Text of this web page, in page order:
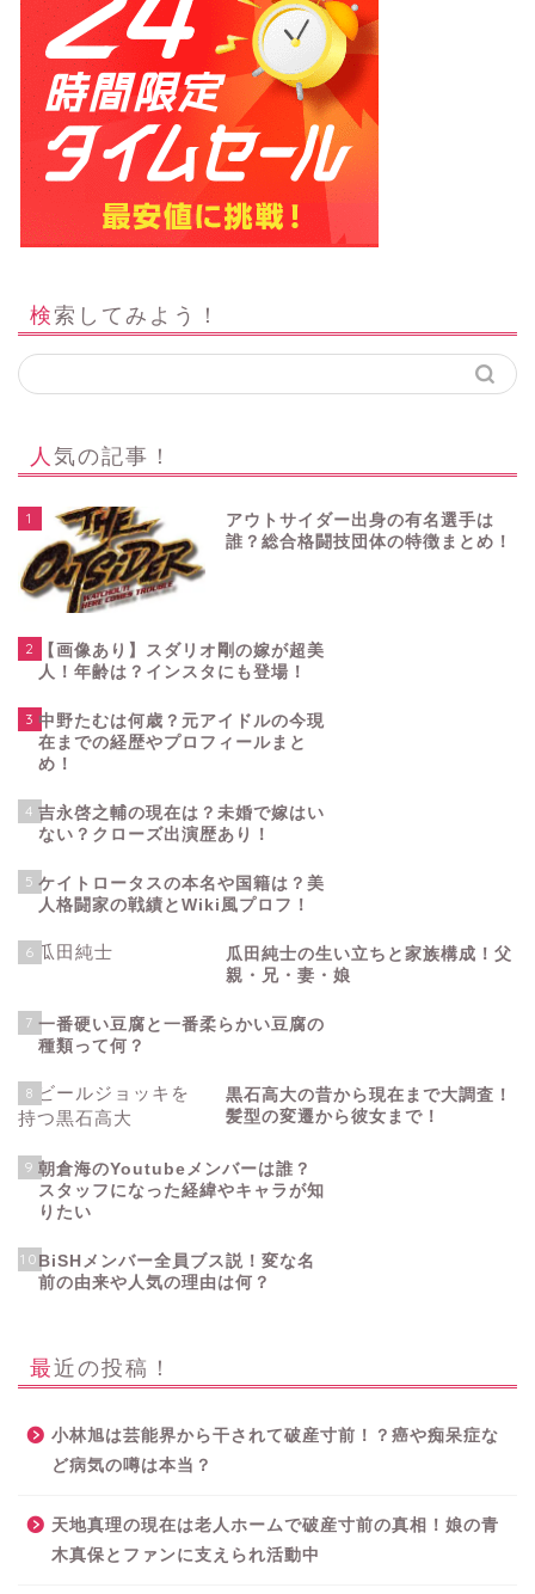
検索してみよう！
人気の記事！
1
アウトサイダー出身の有名選手は
誰？総合格闘技団体の特徴まとめ！
2
【画像あり】スダリオ剛の嫁が超美
人！年齢は？インスタにも登場！
3 中野たむは何歳？元アイドルの今現
在までの経歴やプロフィールまと
め！
4 吉永啓之輔の現在は？未婚で嫁はい
ない？クローズ出演歴あり！
5 ケイトロータスの本名や国籍は？美
人格闘家の戦績とWiki風プロフ！
6
瓜田純士の生い立ちと家族構成！父
親・兄・妻・娘
7 一番硬い豆腐と一番柔らかい豆腐の
種類って何？
8
黒石高大の昔から現在まで大調査！
髪型の変遷から彼女まで！
9 朝倉海のYoutubeメンバーは誰？
スタッフになった経緯やキャラが知
りたい
10 BiSHメンバー全員ブス説！変な名
前の由来や人気の理由は何？
最近の投稿！
小林旭は芸能界から干されて破産寸前！？癌や痴呆症な
ど病気の噂は本当？
天地真理の現在は老人ホームで破産寸前の真相！娘の青
木真保とファンに支えられ活動中